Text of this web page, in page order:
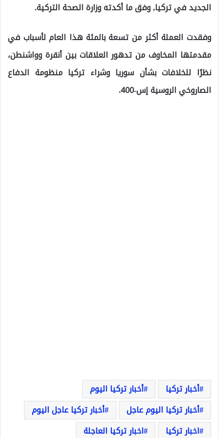
الجديد في تركيا, وفق ما أكدته وزارة الصحة التركية.
وفقدت العملة أكثر من تسعة بالمئة هذا العام لأسباب في
مقدمتها المخاوف من تدهور العلاقات بين أنقرة وواشنطن،
نظرًا للخلافات بشأن سوريا وشراء تركيا منظومة الدفاع
الصاروخي الروسية إس-400.
أخبار تركيا
أخبار تركيا اليوم
أخبار تركيا اليوم عاجل
أخبار تركيا عاجل اليوم
اخبار تركيا
اخبار تركيا العاجلة